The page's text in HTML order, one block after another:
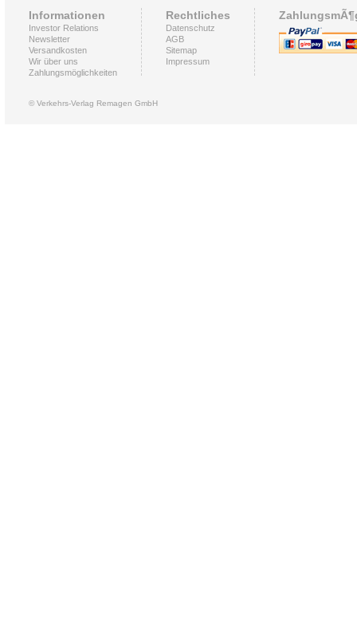
Informationen
Investor Relations
Newsletter
Versandkosten
Wir über uns
Zahlungsmöglichkeiten
Rechtliches
Datenschutz
AGB
Sitemap
Impressum
© Verkehrs-Verlag Remagen GmbH